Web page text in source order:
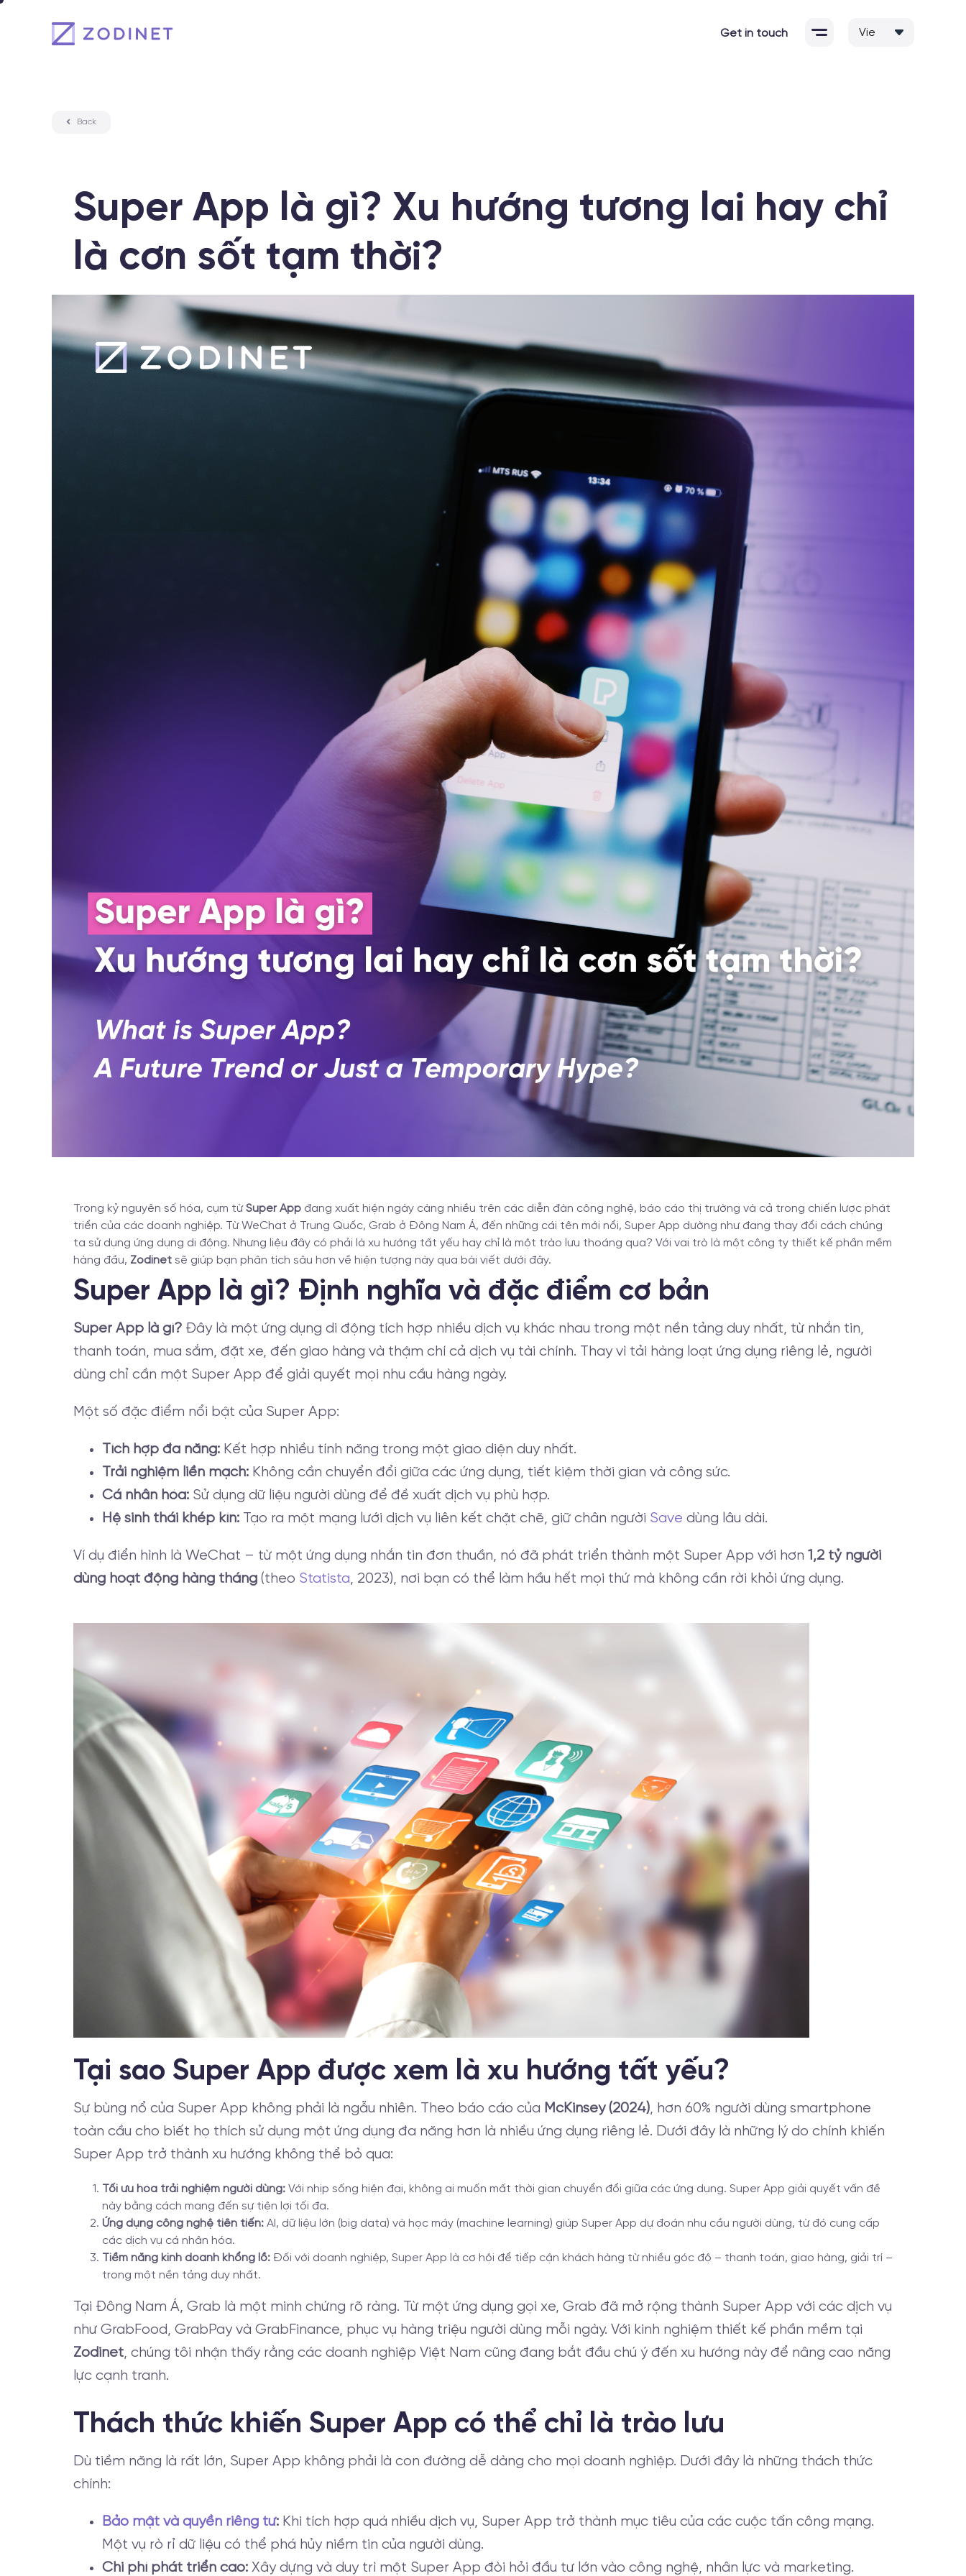
Skip
Get in touch
Back
Super App là gì? Xu hướng tương lai hay chỉ
là cơn sốt tạm thời?
Trong kỷ nguyên số hóa, cụm từSuper Appđang xuất hiện ngày càng nhiều trên các diễn đàn công nghệ, báo cáo thị trường và cả trong chiến lược phát
triển của các doanh nghiệp. Từ WeChat ở Trung Quốc, Grab ở Đông Nam Á, đến những cái tên mới nổi, Super App dường như đang thay đổi cách chúng
ta sử dụng ứng dụng di động. Nhưng liệu đây có phải là xu hướng tất yếu hay chỉ là một trào lưu thoáng qua? Với vai trò là một công ty thiết kế phần mềm
hàng đầu, Zodinetsẽ giúp bạn phân tích sâu hơn về hiện tượng này qua bài viết dưới đây.
Super App là gì? Định nghĩa và đặc điểm cơ bản
Super App là gì?Đây là một ứng dụng di động tích hợp nhiều dịch vụ khác nhau trong một nền tảng duy nhất, từ nhắn tin,
thanh toán, mua sắm, đặt xe, đến giao hàng và thậm chí cả dịch vụ tài chính. Thay vì tải hàng loạt ứng dụng riêng lẻ, người
dùng chỉ cần một Super App để giải quyết mọi nhu cầu hàng ngày.
Một số đặc điểm nổi bật của Super App:
Tích hợp đa năng:Kết hợp nhiều tính năng trong một giao diện duy nhất.
Trải nghiệm liền mạch:Không cần chuyển đổi giữa các ứng dụng, tiết kiệm thời gian và công sức.
Cá nhân hóa:Sử dụng dữ liệu người dùng để đề xuất dịch vụ phù hợp.
Hệ sinh thái khép kín:Tạo ra một mạng lưới dịch vụ liên kết chặt chẽ, giữ chân người Save dùng lâu dài.
Ví dụ điển hình là WeChat – từ một ứng dụng nhắn tin đơn thuần, nó đã phát triển thành một Super App với hơn 1,2 tỷ người
dùng hoạt động hàng tháng(theo Statista, 2023), nơi bạn có thể làm hầu hết mọi thứ mà không cần rời khỏi ứng dụng.
Tại sao Super App được xem là xu hướng tất yếu?
Sự bùng nổ của Super App không phải là ngẫu nhiên. Theo báo cáo của McKinsey (2024), hơn 60% người dùng smartphone
toàn cầu cho biết họ thích sử dụng một ứng dụng đa năng hơn là nhiều ứng dụng riêng lẻ. Dưới đây là những lý do chính khiến
Super App trở thành xu hướng không thể bỏ qua:
Tối ưu hóa trải nghiệm người dùng:Với nhịp sống hiện đại, không ai muốn mất thời gian chuyển đổi giữa các ứng dụng. Super App giải quyết vấn đề
này bằng cách mang đến sự tiện lợi tối đa.
Ứng dụng công nghệ tiên tiến:AI, dữ liệu lớn (big data) và học máy (machine learning) giúp Super App dự đoán nhu cầu người dùng, từ đó cung cấp
các dịch vụ cá nhân hóa.
Tiềm năng kinh doanh khổng lồ:Đối với doanh nghiệp, Super App là cơ hội để tiếp cận khách hàng từ nhiều góc độ – thanh toán, giao hàng, giải trí –
trong một nền tảng duy nhất.
Tại Đông Nam Á, Grab là một minh chứng rõ ràng. Từ một ứng dụng gọi xe, Grab đã mở rộng thành Super App với các dịch vụ
như GrabFood, GrabPay và GrabFinance, phục vụ hàng triệu người dùng mỗi ngày. Với kinh nghiệm thiết kế phần mềm tại
Zodinet, chúng tôi nhận thấy rằng các doanh nghiệp Việt Nam cũng đang bắt đầu chú ý đến xu hướng này để nâng cao năng
lực cạnh tranh.
Thách thức khiến Super App có thể chỉ là trào lưu
Dù tiềm năng là rất lớn, Super App không phải là con đường dễ dàng cho mọi doanh nghiệp. Dưới đây là những thách thức
chính:
Bảo mật và quyền riêng tư:Khi tích hợp quá nhiều dịch vụ, Super App trở thành mục tiêu của các cuộc tấn công mạng.
Một vụ rò rỉ dữ liệu có thể phá hủy niềm tin của người dùng.
Chi phí phát triển cao:Xây dựng và duy trì một Super App đòi hỏi đầu tư lớn vào công nghệ, nhân lực và marketing.